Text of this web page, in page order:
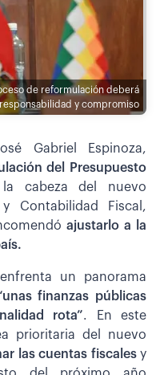
de reformulación deberá
y compromiso
Gabriel Espinoza,
del Presupuesto
cabeza del nuevo
Contabilidad Fiscal,
ajustarlo a la
un panorama
finanzas públicas
rota”. En este
prioritaria del nuevo
las cuentas fiscalesy